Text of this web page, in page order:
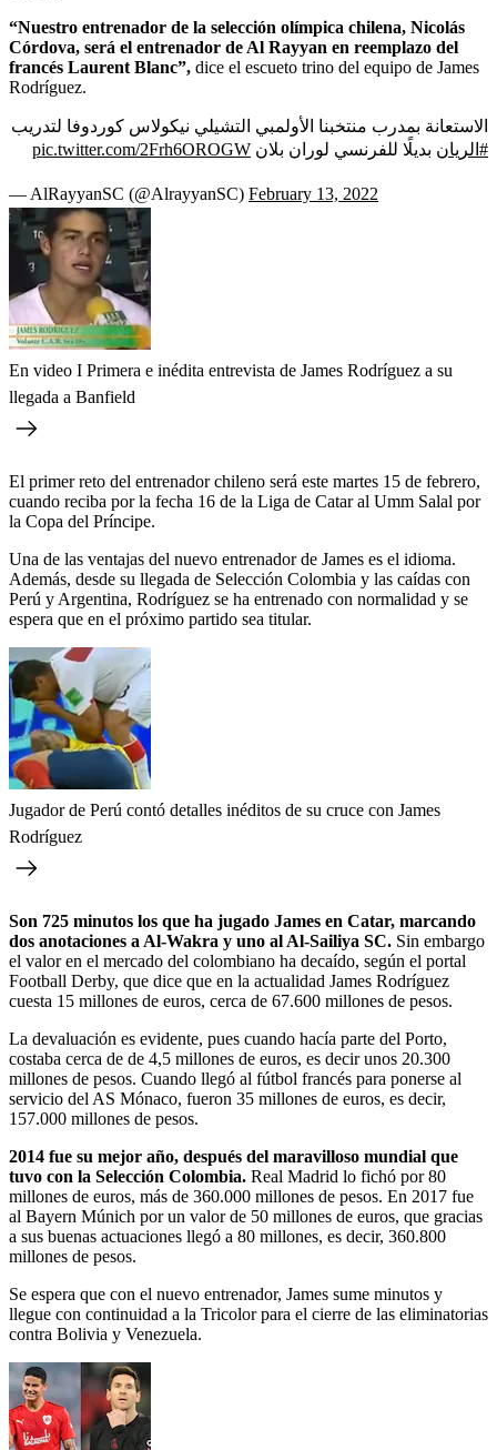
“Nuestro entrenador de la selección olímpica chilena, Nicolás
Córdova, será el entrenador de Al Rayyan en reemplazo del
francés Laurent Blanc”, dice el escueto trino del equipo de James
Rodríguez.
الاستعانة بمدرب منتخبنا الأولمبي التشيلي نيكولاس كوردوفا لتدريب
#الريان بديلًا للفرنسي لوران بلان pic.twitter.com/2Frh6OROGW
— AlRayyanSC (@AlrayyanSC) February 13, 2022
En video I Primera e inédita entrevista de James Rodríguez a su
llegada a Banfield
El primer reto del entrenador chileno será este martes 15 de febrero,
cuando reciba por la fecha 16 de la Liga de Catar al Umm Salal por
la Copa del Príncipe.
Una de las ventajas del nuevo entrenador de James es el idioma.
Además, desde su llegada de Selección Colombia y las caídas con
Perú y Argentina, Rodríguez se ha entrenado con normalidad y se
espera que en el próximo partido sea titular.
Jugador de Perú contó detalles inéditos de su cruce con James
Rodríguez
Son 725 minutos los que ha jugado James en Catar, marcando
dos anotaciones a Al-Wakra y uno al Al-Sailiya SC. Sin embargo
el valor en el mercado del colombiano ha decaído, según el portal
Football Derby, que dice que en la actualidad James Rodríguez
cuesta 15 millones de euros, cerca de 67.600 millones de pesos.
La devaluación es evidente, pues cuando hacía parte del Porto,
costaba cerca de de 4,5 millones de euros, es decir unos 20.300
millones de pesos. Cuando llegó al fútbol francés para ponerse al
servicio del AS Mónaco, fueron 35 millones de euros, es decir,
157.000 millones de pesos.
2014 fue su mejor año, después del maravilloso mundial que
tuvo con la Selección Colombia. Real Madrid lo fichó por 80
millones de euros, más de 360.000 millones de pesos. En 2017 fue
al Bayern Múnich por un valor de 50 millones de euros, que gracias
a sus buenas actuaciones llegó a 80 millones, es decir, 360.800
millones de pesos.
Se espera que con el nuevo entrenador, James sume minutos y
llegue con continuidad a la Tricolor para el cierre de las eliminatorias
contra Bolivia y Venezuela.